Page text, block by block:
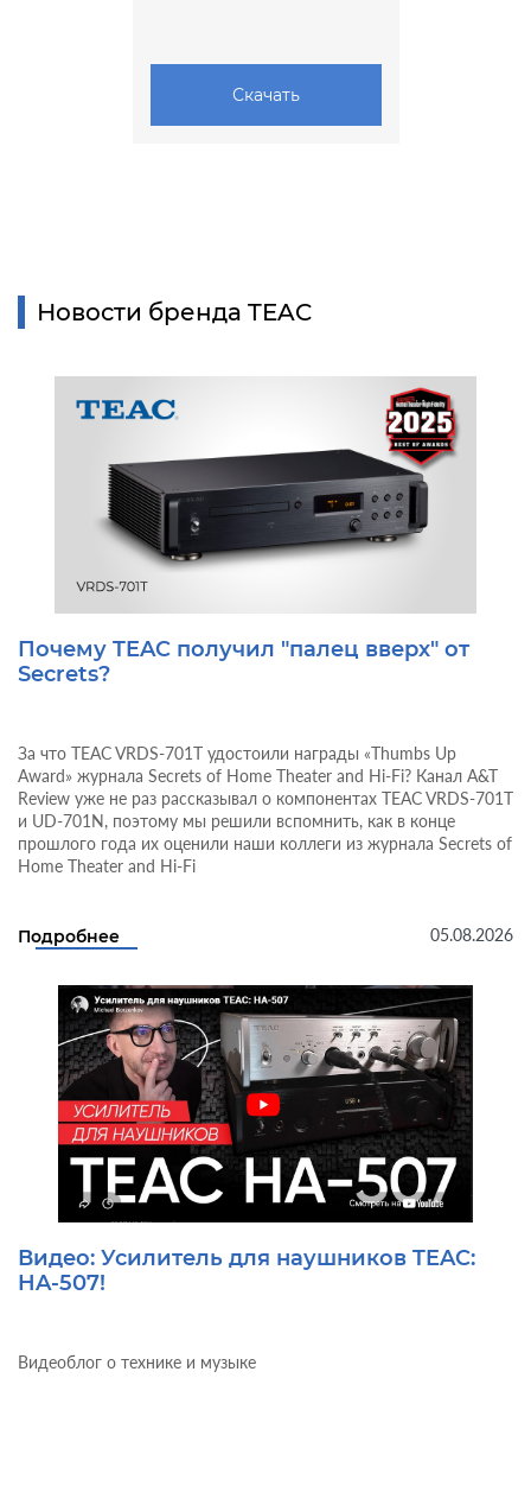
Скачать
Новости бренда TEAC
Почему TEAC получил "палец вверх" от
Secrets?
За что TEAC VRDS-701T удостоили награды «Thumbs Up
Award» журнала Secrets of Home Theater and Hi-Fi? Канал A&T
Review уже не раз рассказывал о компонентах TEAC VRDS-701T
и UD-701N, поэтому мы решили вспомнить, как в конце
прошлого года их оценили наши коллеги из журнала Secrets of
Home Theater and Hi-Fi
Подробнее 05.08.2026
Видео: Усилитель для наушников TEAC:
HA-507!
Видеоблог о технике и музыке